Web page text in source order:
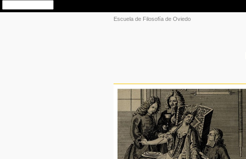
Escuela de Filosofía de Oviedo